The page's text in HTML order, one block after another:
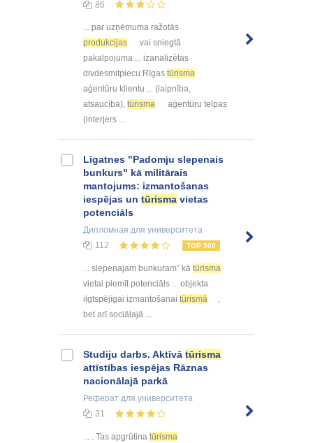
86
... par uzņēmuma ražotās
produkcijas
vai sniegtā
pakalpojuma ... izanalizētas
divdesmitpiecu Rīgas tūrisma
aģentūru klientu ... (laipnība,
atsaucība), tūrisma
aģentūru telpas
(interjers ...
Līgatnes "Padomju slepenais
bunkurs" kā militārais
mantojums: izmantošanas
iespējas un tūrisma vietas
potenciāls
Дипломная для университета
112
TOP 500
... slepenajam bunkuram” kā tūrisma
vietai piemīt potenciāls ... objekta
ilgtspējīgai izmantošanai tūrismā
,
bet arī sociālajā ...
Studiju darbs. Aktīvā tūrisma
attīstības iespējas Rāznas
nacionālajā parkā
Реферат для университета
31
... . Tas apgrūtina tūrisma